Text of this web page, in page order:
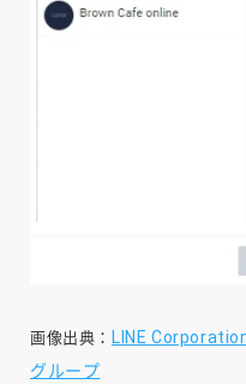
画像出典： LINE
グループ